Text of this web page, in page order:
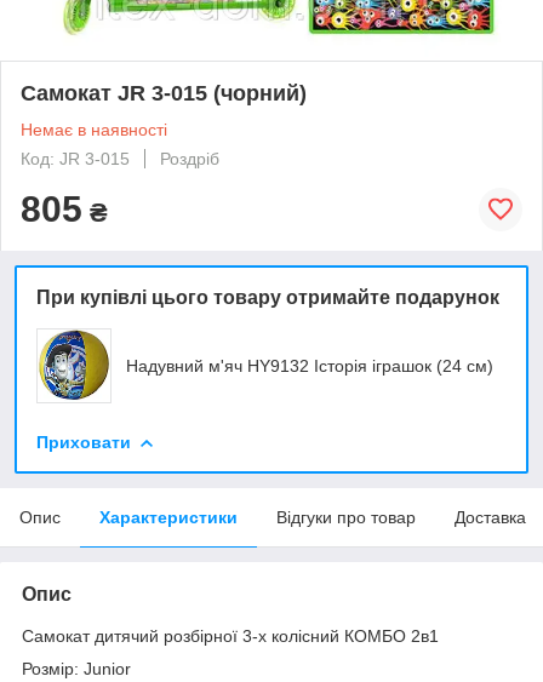
Самокат JR 3-015 (чорний)
Немає в наявності
Код: JR 3-015
Роздріб
805 ₴
При купівлі цього товару отримайте подарунок
Надувний м'яч HY9132 Історія іграшок (24 см)
Приховати
Опис Характеристики Відгуки про товар Доставка
Опис
Самокат дитячий розбірної 3-х колісний КОМБО 2в1
Розмір: Junior